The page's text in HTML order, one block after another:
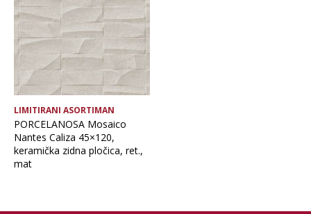
Vrsta obrade pločice
LIMITIRANI ASORTIMAN
PORCELANOSA Mosaico
Nantes Caliza 45×120,
keramička zidna pločica, ret.,
mat